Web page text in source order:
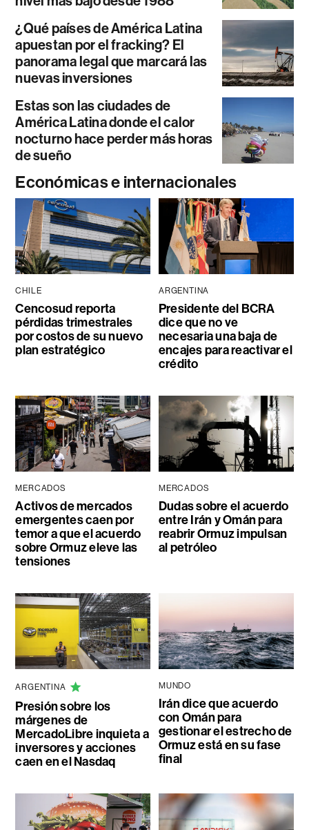
¿Qué países de América Latina
apuestan por el fracking? El
panorama legal que marcará las
nuevas inversiones
Estas son las ciudades de
América Latina donde el calor
nocturno hace perder más horas
de sueño
Económicas e internacionales
CHILE
Cencosud reporta
pérdidas trimestrales
por costos de su nuevo
plan estratégico
ARGENTINA
Presidente del BCRA
dice que no ve
necesaria una baja de
encajes para reactivar el
crédito
MERCADOS
Activos de mercados
emergentes caen por
temor a que el acuerdo
sobre Ormuz eleve las
tensiones
MERCADOS
Dudas sobre el acuerdo
entre Irán y Omán para
reabrir Ormuz impulsan
al petróleo
ARGENTINA
Presión sobre los
márgenes de
MercadoLibre inquieta a
inversores y acciones
caen en el Nasdaq
MUNDO
Irán dice que acuerdo
con Omán para
gestionar el estrecho de
Ormuz está en su fase
final